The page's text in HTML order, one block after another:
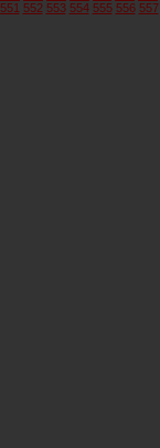
551 552 553 554 555 556 557